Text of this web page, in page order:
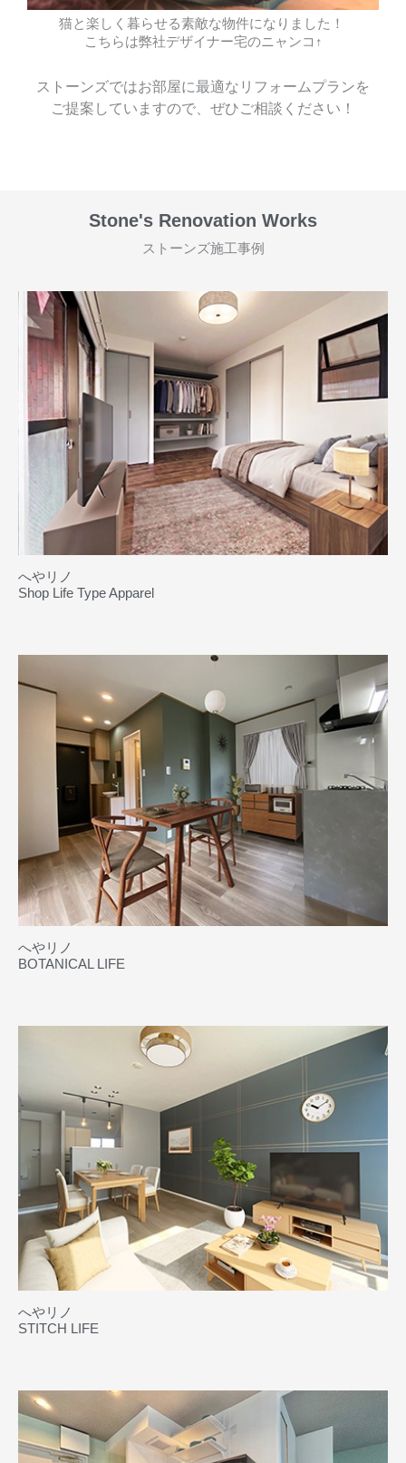
猫と楽しく暮らせる素敵な物件になりました！
こちらは弊社デザイナー宅のニャンコ↑
ストーンズではお部屋に最適なリフォームプランを
ご提案していますので、ぜひご相談ください！
Stone's Renovation Works
ストーンズ施工事例
へやリノ
Shop Life Type Apparel
へやリノ
BOTANICAL LIFE
へやリノ
STITCH LIFE